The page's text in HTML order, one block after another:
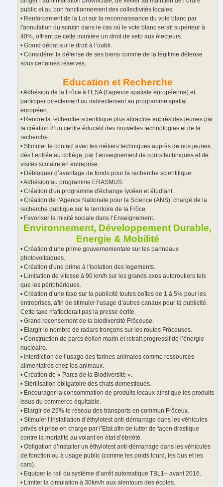
public et au bon fonctionnement des collectivités locales.
• Renforcement de la Loi sur la reconnaissance du vote blanc par
l'annulation du scrutin dans le cas où le vote blanc serait supérieur à
40%, offrant de cette manière un droit de veto aux électeurs.
• Grand débat sur le droit à l’oubli.
• Considérer la défense de ses biens comme de la légitime défense
sous certaines réserves.
Education et Recherche
• Adhésion de la Frôce à l’ESA (l’agence spatiale européenne) et
participer directement ou indirectement au programme spatial
européen.
• Rendre la recherche scientifique plus attractive auprès des jeunes par
la création d’un centre éducatif des nouvelles technologies et de la
recherche.
• Stimuler le contact avec les métiers techniques auprès de nos jeunes
dés l’entrée au collège, par l’enseignement de cours techniques et de
visites scolaire en entreprise.
• Débloquer d’avantage de fonds pour la recherche scientifique.
• Adhésion au programme ERASMUS.
• Création d'un programme d'échange lycéen et étudiant.
• Création de l'Agence Nationale pour la Science (ANS), chargé de la
recherche publique sur le territoire de la Frôce.
• Favoriser la mixité sociale dans l’Enseignement.
Environnement, Développement Durable,
Energie & Mobilité
• Création d’une prime gouvernementale sur les panneaux
photovoltaïques.
• Création d'une prime à l'isolation des logements.
• Limitation de vitesse à 90 km/h sur les grands axes autoroutiers tels
que les périphériques.
• Création d’une taxe sur la publicité toutes boîtes de 1 à 5% pour les
entreprises, afin de stimuler l’usage d’autres canaux pour la publicité.
Cette taxe n'affecterait pas la presse écrite.
• Grand recensement de la biodiversité Frôceuse.
• Elargir le nombre de radars tronçons sur les routes Frôceuses.
• Construction de parcs éolien marin et retrait progressif de l’énergie
nucléaire.
• Interdiction de l’usage des farines animales comme ressources
alimentaires chez les animaux.
• Création de « Parcs de la Biodiversité ».
• Stérilisation obligatoire des chats domestiques.
• Encourager la consommation de produits locaux ainsi que les produits
issus du commerce équitable.
• Elargir de 25% le réseau des transports en commun Frôceux.
• Stimuler l’installation d’éthylotest anti-démarrage dans les véhicules
privés et prise en charge par l’Etat afin de lutter de façon drastique
contre la mortalité au volant en état d’ébriété.
• Obligation d’installer un éthylotest anti-démarrage dans les véhicules
de fonction ou à usage public (comme les poids lourd, les bus et les
cars).
• Equiper le rail du système d’arrêt automatique TBL1+ avant 2016.
• Limiter la circulation à 30km/h aux alentours des écoles.